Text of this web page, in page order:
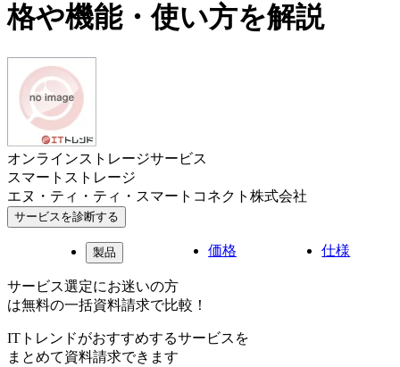
格や機能・使い方を解説
オンラインストレージサービス
スマートストレージ
エヌ・ティ・ティ・スマートコネクト株式会社
サービスを診断する
製品 価格 仕様
サービス選定にお迷いの方
は無料の一括資料請求で比較！
ITトレンドがおすすめするサービスを
まとめて資料請求できます